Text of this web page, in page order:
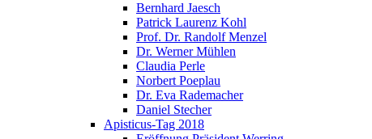
Bernhard Jaesch
Patrick Laurenz Kohl
Prof. Dr. Randolf Menzel
Dr. Werner Mühlen
Claudia Perle
Norbert Poeplau
Dr. Eva Rademacher
Daniel Stecher
Apisticus-Tag 2018